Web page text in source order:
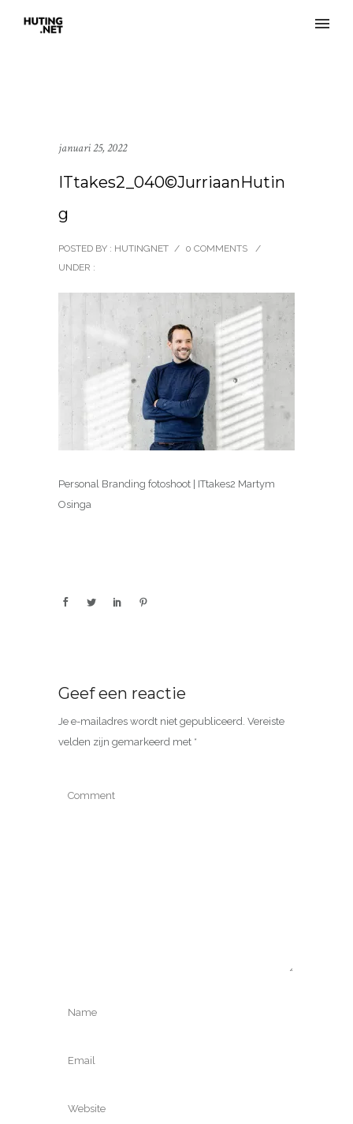
januari 25, 2022
ITtakes2_040©JurriaanHutin
g
POSTED BY : HUTINGNET / 0 COMMENTS
/
UNDER :
Personal Branding fotoshoot | ITtakes2 Martym
Osinga
Geef een reactie
Je e-mailadres wordt niet gepubliceerd. Vereiste
velden zijn gemarkeerd met *